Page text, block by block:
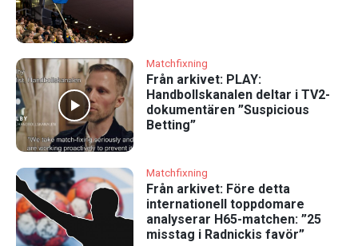
Matchfixning
Från arkivet: PLAY:
Handbollskanalen deltar i TV2-
dokumentären ”Suspicious
Betting”
Matchfixning
Från arkivet: Före detta
internationell toppdomare
analyserar H65-matchen: ”25
misstag i Radnickis favör”